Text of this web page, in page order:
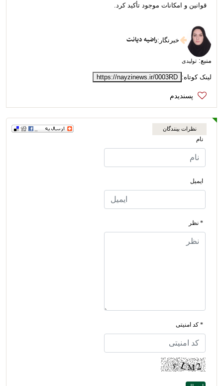
قوانین و امکانات موجود تأکید کرد.
خبرنگار :راضیه دیانت
منبع: تولیدی
لینک کوتاه: https://nayzinews.ir/0003RD
نظرات بینندگان
نام
ایمیل
* نظر
* کد امنیتی